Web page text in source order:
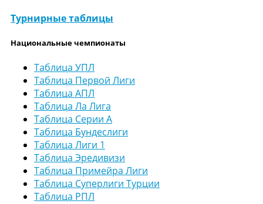
Турнирные таблицы
Национальные чемпионаты
Таблица УПЛ
Таблица Первой Лиги
Таблица АПЛ
Таблица Ла Лига
Таблица Серии А
Таблица Бундеслиги
Таблица Лиги 1
Таблица Эредивизи
Таблица Примейра Лиги
Таблица Суперлиги Турции
Таблица РПЛ